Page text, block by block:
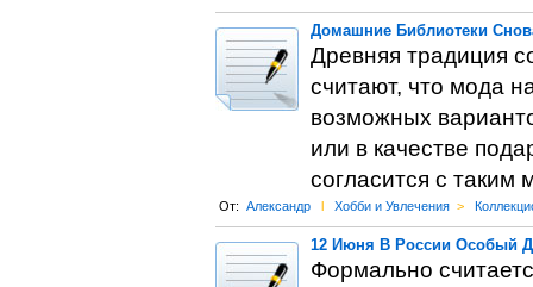
Домашние Библиотеки
Древняя традиция
считают, что мода
возможных
или в качестве
согласится с таким
От: Александр l Хобби и Увлечения >
12 Июня В России Особый
Формально